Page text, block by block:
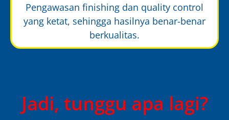
Pengawasan finishing dan quality control
yang ketat, sehingga hasilnya benar-benar
berkualitas.
Jadi, tunggu apa lagi?